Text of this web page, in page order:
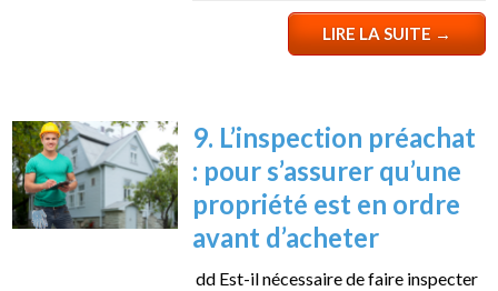
LIRE LA SUITE→
9. L’inspection préachat
: pour s’assurer qu’une
propriété est en ordre
avant d’acheter
dd Est-il nécessaire de faire inspecter